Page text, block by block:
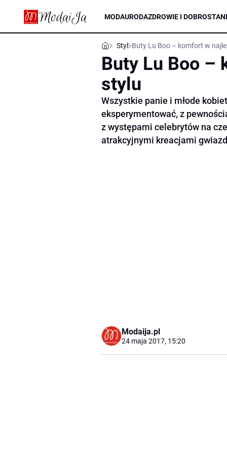
MODAURODAZDROWIE I DOBROSTAN
Styl Buty Lu Boo – komfort w
Buty Lu Boo –
stylu
Wszystkie panie i młode
eksperymentować, z
z występami celebrytów na
atrakcyjnymi kreacjami
Modaija.pl
24 maja 2017, 15:20